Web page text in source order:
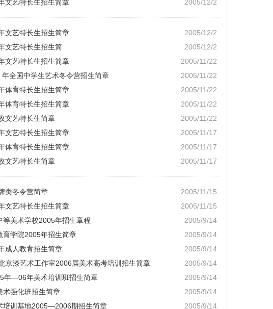
2005/12/2
文艺特长生招生简章
2005/12/2
文艺特长生招生简章
2005/12/2
文艺特长生招生简
2005/11/22
文艺特长生招生简章
2005/11/22
全国中学生艺术冬令营招生简章
2005/11/22
体育特长生招生简章
2005/11/22
体育特长生招生简章
2005/11/22
文艺特长生简章
2005/11/17
文艺特长生招生简章
2005/11/17
体育特长生招生简章
2005/11/17
文艺特长生简章
2005/11/15
类冬令营简章
2005/11/15
文艺特长生招生简章
2005/9/14
等美术学校2005年招生章程
2005/9/14
育学院2005年招生简章
2005/9/14
成人教育招生简章
2005/9/14
京漆艺术工作室2006届美术高考培训招生简章
2005/9/14
年—06年美术培训班招生简章
2005/9/14
术强化班招生简章
2005/9/14
培训基地2005—2006期招生简章